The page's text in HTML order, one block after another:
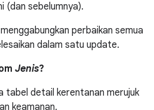
(dan sebelumnya).
perbaikan semua
dalam satu update.
Jenis?
tabel detail kerentanan merujuk
keamanan.